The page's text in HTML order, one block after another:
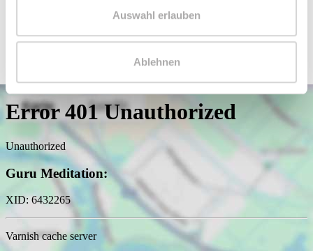
Auswahl erlauben
Ablehnen
info@le-apis-immobilien.de